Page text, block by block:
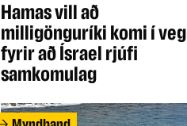
Hamas vill að
milligönguríki komi í veg
fyrir að Ísrael rjúfi
samkomulag